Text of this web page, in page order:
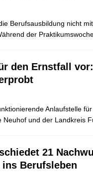
Berufsausbildung nicht
der
den Ernstfall
Anlaufstelle
und der Landkreis
21
Berufsleben